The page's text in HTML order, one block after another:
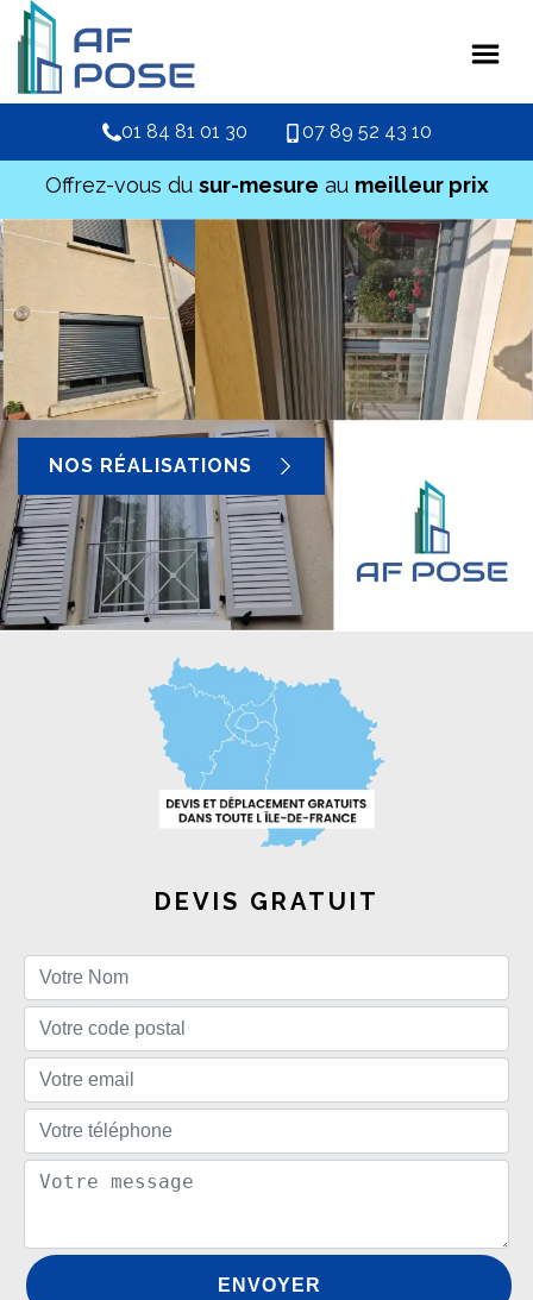
01 84 81 01 30 07 89 52 43 10
Offrez-vous du sur-mesure au meilleur prix
NOS RÉALISATIONS
DEVIS GRATUIT